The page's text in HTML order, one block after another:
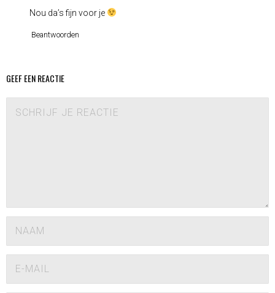
Nou da’s fijn voor je
Beantwoorden
GEEF EEN REACTIE